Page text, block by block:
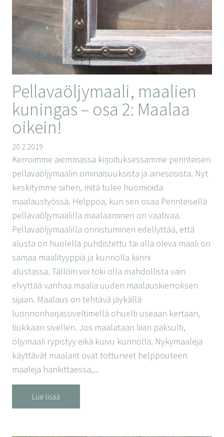
Pellavaöljymaali, maalien
kuningas – osa 2: Maalaa
oikein!
20.2.2019
Kerroimme aiemmassa kirjoituksessamme perinteisen
pellavaöljymaalin ominaisuuksista ja ainesosista. Nyt
keskitymme siihen, mitä tulee huomioida
maalaustyössä. Helppoa, kun sen osaa Perinteisellä
pellavaöljymaalilla maalaaminen on vaativaa.
Pellavaöljymaalilla onnistuminen edellyttää, että
alusta on huolella puhdistettu tai alla oleva maali on
samaa maalityyppiä ja kunnolla kiinni
alustassa. Tällöin voi toki olla mahdollista vain
elvyttää vanhaa maalia uuden maalauskierroksen
sijaan. Maalaus on tehtävä jäykällä
luonnonharjassiveltimellä ohuelti useaan kertaan,
tiukkaan sivellen. Jos maalataan liian paksulti,
öljymaali rypistyy eikä kuivu kunnolla. Nykymaaleja
käyttävät maalarit ovat tottuneet helppouteen
maaleja hankittaessa,...
Lue lisää